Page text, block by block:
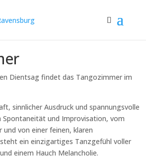
Dientsag findet das Tangozimmer im
sinnlicher Ausdruck und spannungsvolle
Spontaneität und Improvisation, vom
von einer feinen, klaren
ein einzigartiges Tanzgefühl voller
einem Hauch Melancholie.